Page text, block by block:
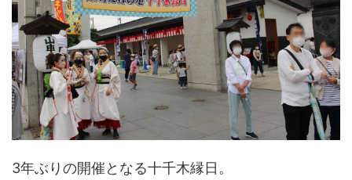
3年ぶりの開催となる十千木縁日。